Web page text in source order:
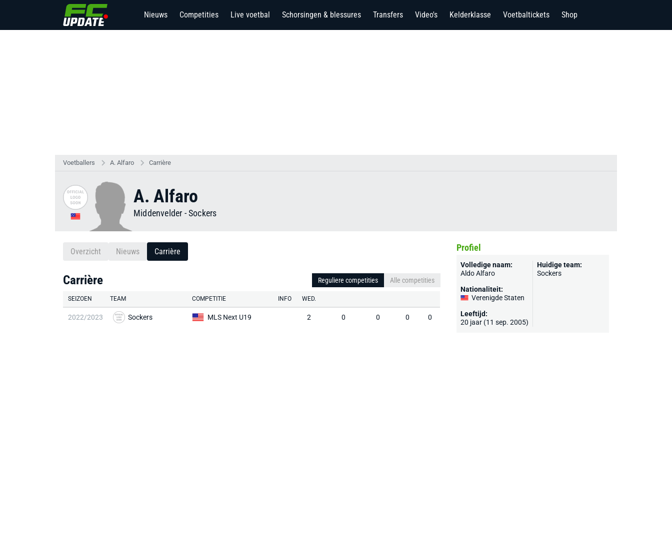
Nieuws Competities Live voetbal Schorsingen & blessures Transfers Video's Kelderklasse Voetbaltickets Shop
Voetballers A. Alfaro Carrière
A. Alfaro
Middenvelder -Sockers
Overzicht Nieuws Carrière
Carrière Reguliere competities Alle competities
SEIZOEN TEAM COMPETITIE INFO WED.
2022/2023 Sockers MLS Next U19 2 0 0 0 0
Profiel
Volledige naam:
Aldo Alfaro
Nationaliteit:
Verenigde Staten
Leeftijd:
20 jaar (11 sep. 2005)
Huidige team:
Sockers